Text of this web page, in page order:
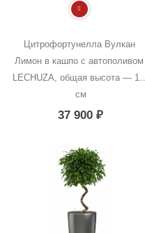
Цитрофортунелла Вулкан
Лимон в кашпо с автополивом
LECHUZA, общая высота — 100
см
37 900₽